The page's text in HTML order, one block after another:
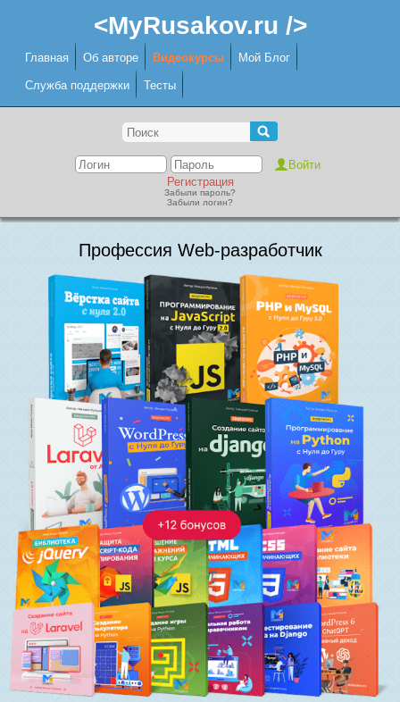
<MyRusakov.ru />
Главная Об авторе Видеокурсы Мой Блог
Служба поддержки Тесты
Регистрация
Забыли пароль?
Забыли логин?
Профессия Web-разработчик